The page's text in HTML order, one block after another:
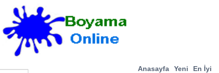
Anasayfa Yeni En İyi